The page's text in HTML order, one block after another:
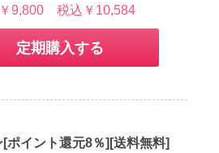
9,800
税込￥10,584
定期購入する
ポイント還元8％][送料無料]